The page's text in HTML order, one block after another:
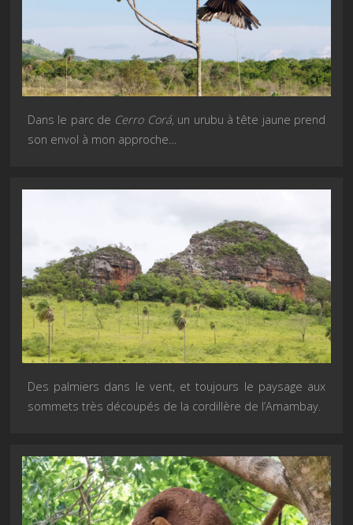
Dans le parc de Cerro Corá, un urubu à tête jaune prend
son envol à mon approche…
Des palmiers dans le vent, et toujours le paysage aux
sommets très découpés de la cordillère de l’Amambay.